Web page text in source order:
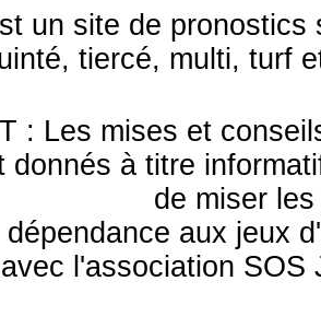
un site de pronostics
tiercé, multi, turf
: Les mises et
donnés à titre
de miser
aux jeux
l'association